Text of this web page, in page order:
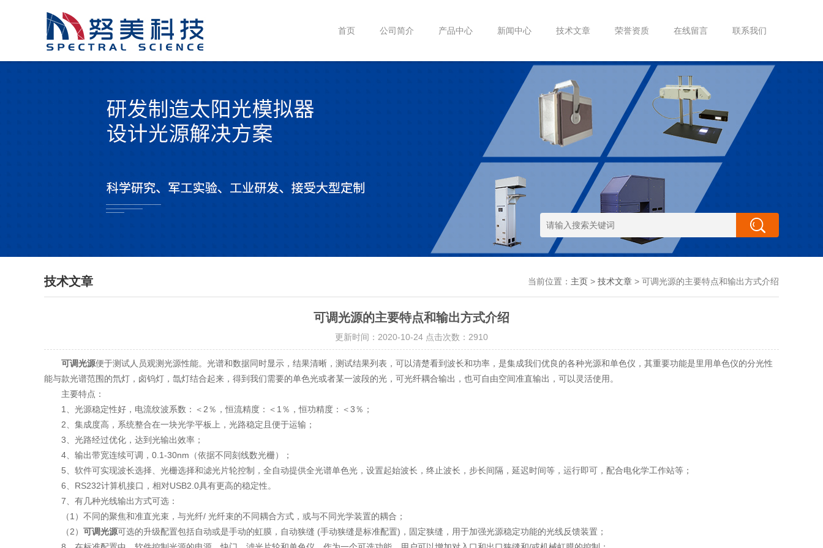
首页 公司简介 产品中心 新闻中心 技术文章 荣誉资质 在线留言 联系我们
技术文章 当前位置： 主页 > 技术文章 > 可调光源的主要特点和输出方式介绍
可调光源的主要特点和输出方式介绍
更新时间：2020-10-24 点击次数：2910
可调光源便于测试人员观测光源性能。光谱和数据同时显示，结果清晰，测试结果列表，可以清楚看到波长和功率，是集成我们优良的各种光源和单色仪，其重要功能是里用单色仪的分光性
能与款光谱范围的氘灯，卤钨灯，氙灯结合起来，得到我们需要的单色光或者某一波段的光，可光纤耦合输出，也可自由空间准直输出，可以灵活使用。
主要特点：
1、光源稳定性好，电流纹波系数：＜2％，恒流精度：＜1％，恒功精度：＜3％；
2、集成度高，系统整合在一块光学平板上，光路稳定且便于运输；
3、光路经过优化，达到光输出效率；
4、输出带宽连续可调，0.1-30nm（依据不同刻线数光栅）；
5、软件可实现波长选择、光栅选择和滤光片轮控制，全自动提供全光谱单色光，设置起始波长，终止波长，步长间隔，延迟时间等，运行即可，配合电化学工作站等；
6、RS232计算机接口，相对USB2.0具有更高的稳定性。
7、有几种光线输出方式可选：
（1）不同的聚焦和准直光束，与光纤/ 光纤束的不同耦合方式，或与不同光学装置的耦合；
（2） 可调光源可选的升级配置包括自动或是手动的虹膜，自动狭缝 (手动狭缝是标准配置)，固定狭缝，用于加强光源稳定功能的光线反馈装置；